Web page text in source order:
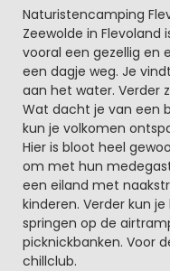
Beschrijving
Naturistencamping
Zeewolde in Flevoland
vooral een gezellig en
een dagje weg. Je
aan het water. Verder
Wat dacht je van een
kun je volkomen
Hier is bloot heel
om met hun
een eiland met
kinderen. Verder kun
springen op de
picknickbanken. Voor
chillclub.